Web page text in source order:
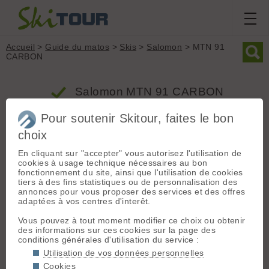
Accueil > Guide du matos > Skis > Salomon > MTN 91
CARBON
Salomon MTN 91 CARBON
Poids
1860g
Largeur
91mm
15m
Produit
Groupe : Skis
Marque : Salomon
Modèle : MTN 91 CARBON
Type : Ski tourisme
Profil : Classique
Taille de référence : 150 cm
Largeur patin : 91 mm (en 150 cm)
Rayon de courbure : 15 m (en 150 cm)
Poids (la paire) : 1860 grammes (en 150 cm)
Pour soutenir Skitour, faites le bon
choix
En cliquant sur "accepter" vous autorisez l'utilisation de
cookies à usage technique nécessaires au bon
fonctionnement du site, ainsi que l'utilisation de cookies
tiers à des fins statistiques ou de personnalisation des
annonces pour vous proposer des services et des offres
adaptées à vos centres d'interêt.
Vous pouvez à tout moment modifier ce choix ou obtenir
des informations sur ces cookies sur la page des
conditions générales d'utilisation du service :
Utilisation de vos données personnelles
Cookies